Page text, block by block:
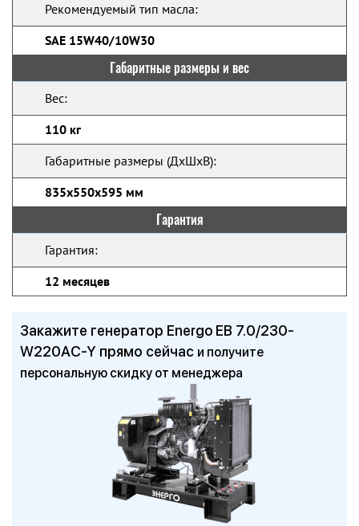
Рекомендуемый тип масла:
SAE 15W40/10W30
Габаритные размеры и вес
Вес:
110 кг
Габаритные размеры (ДхШхВ):
835x550x595 мм
Гарантия
Гарантия:
12 месяцев
Закажите генератор Energo EB 7.0/230-
W220АC-Y прямо сейчас и получите
персональную скидку от менеджера